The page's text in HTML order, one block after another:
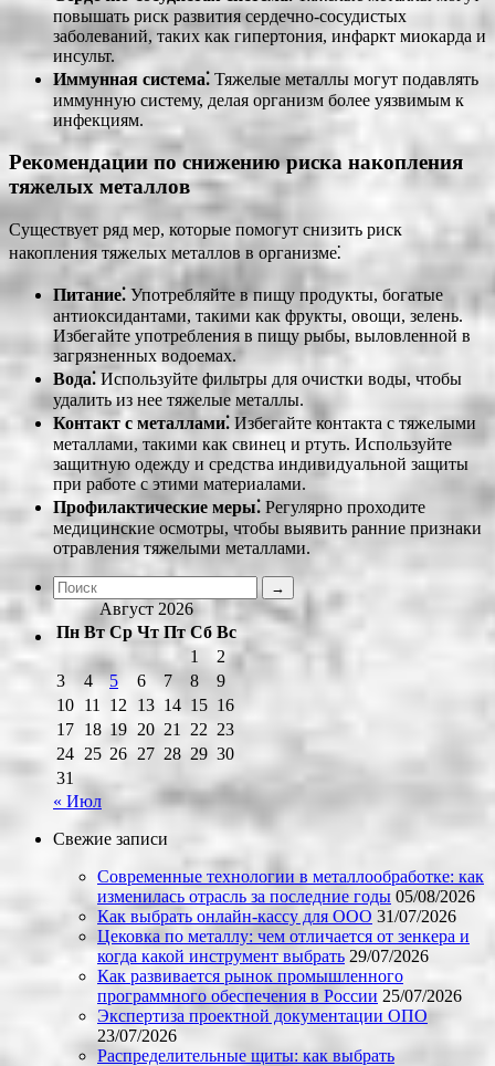
повышать риск развития сердечно-сосудистых
заболеваний, таких как гипертония, инфаркт миокарда и
инсульт.
Иммунная система⁚ Тяжелые металлы могут подавлять
иммунную систему, делая организм более уязвимым к
инфекциям.
Рекомендации по снижению риска накопления
тяжелых металлов
Существует ряд мер, которые помогут снизить риск
накопления тяжелых металлов в организме⁚
Питание⁚ Употребляйте в пищу продукты, богатые
антиоксидантами, такими как фрукты, овощи, зелень.
Избегайте употребления в пищу рыбы, выловленной в
загрязненных водоемах.
Вода⁚Используйте фильтры для очистки воды, чтобы
удалить из нее тяжелые металлы.
Контакт с металлами⁚ Избегайте контакта с тяжелыми
металлами, такими как свинец и ртуть. Используйте
защитную одежду и средства индивидуальной защиты
при работе с этими материалами.
Профилактические меры⁚ Регулярно проходите
медицинские осмотры, чтобы выявить ранние признаки
отравления тяжелыми металлами.
Август 2026
Пн Вт Ср Чт Пт Сб Вс
1
2
3
4 5 6 7 8
9
10 11 12 13 14 15 16
17 18 19 20 21 22 23
24 25 26 27 28 29 30
31
« Июл
Свежие записи
Современные технологии в металлообработке: как
изменилась отрасль за последние годы 05/08/2026
Как выбрать онлайн-кассу для ООО 31/07/2026
Цековка по металлу: чем отличается от зенкера и
когда какой инструмент выбрать 29/07/2026
Как развивается рынок промышленного
программного обеспечения в России 25/07/2026
Экспертиза проектной документации ОПО
23/07/2026
Распределительные щиты: как выбрать